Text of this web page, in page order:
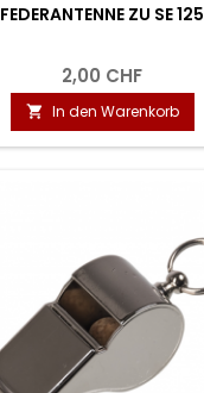
FEDERANTENNE ZU SE 125
2,00 CHF
 In den Warenkorb